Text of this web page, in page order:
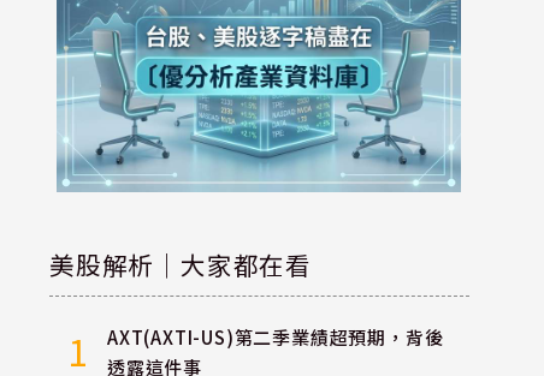
美股解析｜大家都在看
1
AXT(AXTI-US)第二季業績超預期，背後
透露這件事